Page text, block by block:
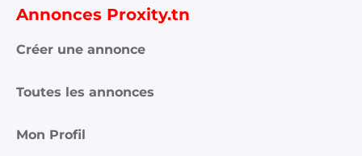
Annonces Proxity.tn
Créer une annonce
Toutes les annonces
Mon Profil